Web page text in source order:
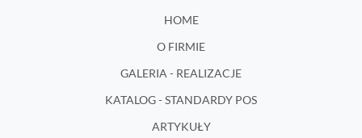
HOME
O FIRMIE
GALERIA - REALIZACJE
KATALOG - STANDARDY POS
ARTYKUŁY